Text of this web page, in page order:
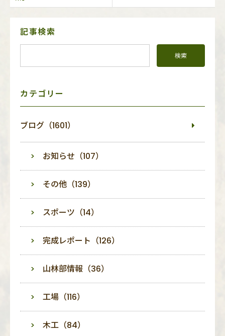
サ
ニ
記事検索
カテゴリー
ブログ（1601）
お知らせ（107）
その他（139）
スポーツ（14）
完成レポート（126）
山林部情報（36）
工場（116）
木工（84）